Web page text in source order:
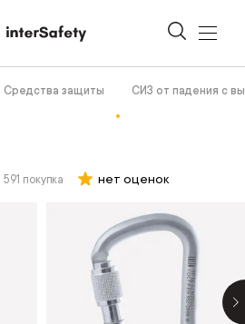
Средства защиты СИЗ от падения с
591 покупка нет оценок